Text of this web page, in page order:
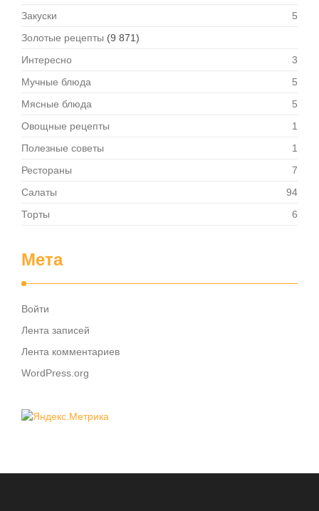
Закуски
5
Золотые рецепты (9 871)
Интересно
3
Мучные блюда
5
Мясные блюда
5
Овощные рецепты
1
Полезные советы
1
Рестораны
7
Салаты
94
Торты
6
Мета
Войти
Лента записей
Лента комментариев
WordPress.org